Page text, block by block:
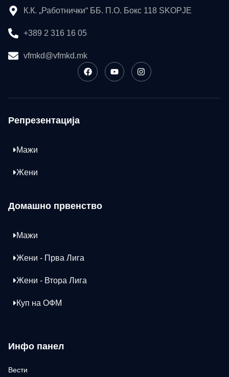
К.К. „Работнички“ ББ. П.О. Бокс 118 SKOPJE
+389 2 316 16 05
vfmkd@vfmkd.mk
Репрезентација
Мажи
Жени
Домашно првенство
Мажи
Жени - Прва Лига
Жени - Втора Лига
Куп на ОФМ
Инфо панел
Вести